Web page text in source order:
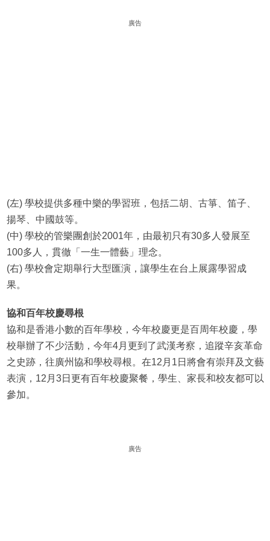
廣告
(左) 學校提供多種中樂的學習班，包括二胡、古箏、笛子、
揚琴、中國鼓等。
(中) 學校的管樂團創於2001年，由最初只有30多人發展至
100多人，貫徹「一生一體藝」理念。
(右) 學校會定期舉行大型匯演，讓學生在台上展露學習成
果。
協和百年校慶尋根
協和是香港小數的百年學校，今年校慶更是百周年校慶，學
校舉辦了不少活動，今年4月更到了武漢考察，追蹤辛亥革命
之史跡，往廣州協和學校尋根。在12月1日將會有崇拜及文藝
表演，12月3日更有百年校慶聚餐，學生、家長和校友都可以
參加。
廣告